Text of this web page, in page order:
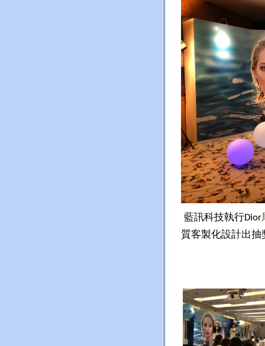
藍訊科技執行Dior
質客製化設計出抽